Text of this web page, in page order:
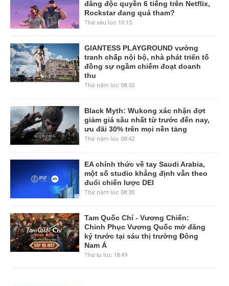
đăng độc quyền 6 tiếng trên Netflix,
Rockstar đang quá tham?
Thứ sáu lúc 10:15
GIANTESS PLAYGROUND vướng
tranh chấp nội bộ, nhà phát triển tố
đồng sự ngầm chiếm đoạt doanh
thu
Thứ năm lúc 08:50
Black Myth: Wukong xác nhận đợt
giảm giá sâu nhất từ trước đến nay,
ưu đãi 30% trên mọi nền tảng
Thứ năm lúc 08:42
EA chính thức về tay Saudi Arabia,
một số studio khẳng định vẫn theo
đuổi chiến lược DEI
Thứ năm lúc 08:30
Tam Quốc Chí - Vương Chiến:
Chinh Phục Vương Quốc mở đăng
ký trước tại sáu thị trường Đông
Nam Á
Thứ tư lúc 18:49